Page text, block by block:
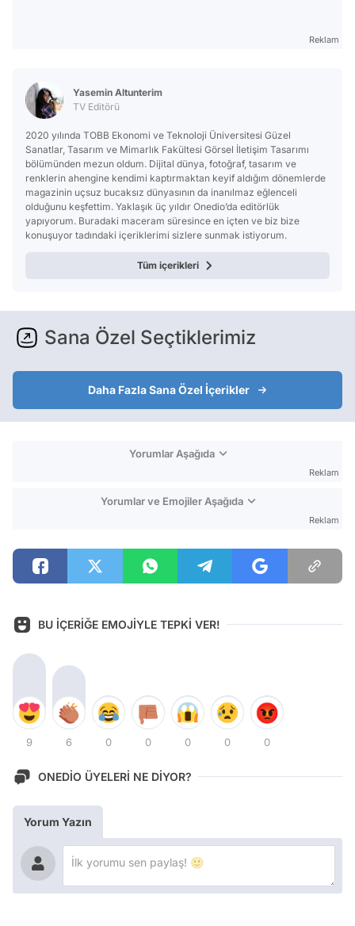
Reklam
Yasemin Altunterim
TV Editörü
2020 yılında TOBB Ekonomi ve Teknoloji Üniversitesi Güzel
Sanatlar, Tasarım ve Mimarlık Fakültesi Görsel İletişim Tasarımı
bölümünden mezun oldum. Dijital dünya, fotoğraf, tasarım ve
renklerin ahengine kendimi kaptırmaktan keyif aldığım dönemlerde
magazinin uçsuz bucaksız dünyasının da inanılmaz eğlenceli
olduğunu keşfettim. Yaklaşık üç yıldır Onedio’da editörlük
yapıyorum. Buradaki maceram süresince en içten ve biz bize
konuşuyor tadındaki içeriklerimi sizlere sunmak istiyorum.
Tüm içerikleri
Sana Özel Seçtiklerimiz
Daha Fazla Sana Özel İçerikler
Yorumlar Aşağıda
Reklam
Yorumlar ve Emojiler Aşağıda
Reklam
BU İÇERİĞE EMOJİYLE TEPKİ VER!
9 6 0 0 0 0 0
ONEDİO ÜYELERİ NE DİYOR?
Yorum Yazın